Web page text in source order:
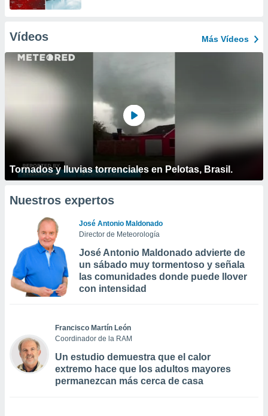
Vídeos Más Vídeos
Tornados y lluvias torrenciales en Pelotas, Brasil.
Nuestros expertos
José Antonio Maldonado
Director de Meteorología
José Antonio Maldonado advierte de
un sábado muy tormentoso y señala
las comunidades donde puede llover
con intensidad
Francisco Martín León
Coordinador de la RAM
Un estudio demuestra que el calor
extremo hace que los adultos mayores
permanezcan más cerca de casa